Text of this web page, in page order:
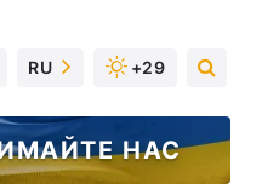
RU +29
НАС